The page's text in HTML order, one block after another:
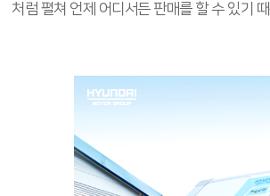
처럼 펼쳐 언제 어디서든 판매를 할 수 있기